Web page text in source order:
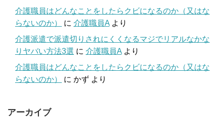
介護職員はどんなことをしたらクビになるのか（又はな
らないのか）
に 介護職員A より
介護派遣で派遣切りされにくくなるマジでリアルなかな
りヤバい方法3選 に 介護職員A より
介護職員はどんなことをしたらクビになるのか（又はな
らないのか）
に かず より
アーカイブ